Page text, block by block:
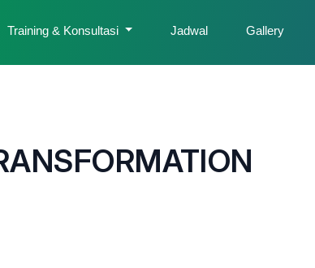
Training & Konsultasi Jadwal Gallery